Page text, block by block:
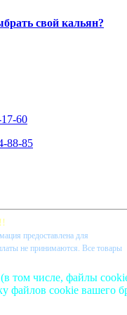
свой кальян?
60
88-85
предоставлена для
не принимаются. Все товары
том числе, файлы
файлов cookie вашего